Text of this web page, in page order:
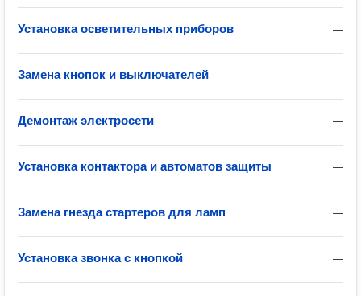
—
Установка осветительных приборов
—
Замена кнопок и выключателей
—
Демонтаж электросети
—
Установка контактора и автоматов защиты
—
Замена гнезда стартеров для ламп
—
Установка звонка с кнопкой